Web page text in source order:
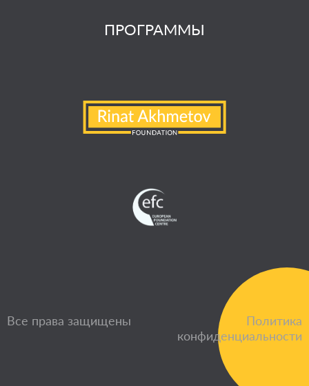
ПРОГРАММЫ
Все права защищены
Политика
конфиденциальности